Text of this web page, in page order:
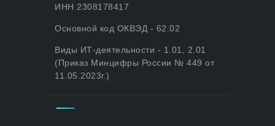
ИНН 2308178417
Основной код ОКВЭД - 62.02
Виды ИТ-деятельности - 1.01, 2.01
(Приказ Минцифры России № 449 от
11.05.2023г.)